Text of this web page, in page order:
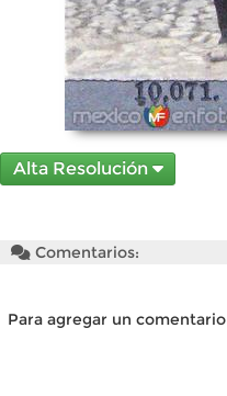
Alta Resolución
Comentarios:
Para agregar un comentario